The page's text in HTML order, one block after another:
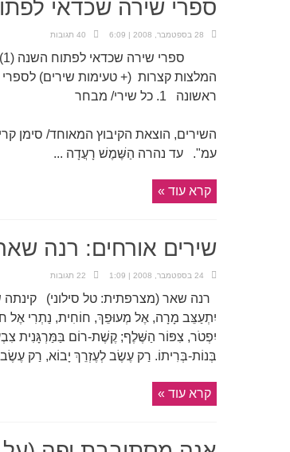
ספרי שירה שכדאי
28 בספטמבר, 2008 | 6:09 40 תגובות
המלצות קצרות (+ טעימות שירים)
ראשונה 1. כל שירי/ מבחר
@ יאיר
עמ". עד נהרה הַשֶּׁמֶשׁ רָעֲדָה ...
קרא עוד »
שירים אורחים: רנה
24 בספטמבר, 2008 | 1:09 22 תגובות
רנה שאר (מצרפתית: טל סילוני)
יִתְעַצֵּב מָרָה, אֶל מְעוּפֵךְ, חוֹחִית, נַתְרִי אֶל
יִפְטֹר, צִפּוֹר הַשֶּׁלֶף; קֶשֶׁת-רוֹם בַּמַּרְגָּנִית
בְּנוֹת-בְּרִיתוֹ. רַק עֶשֶׂב לְעֶזְרֵךְ יָבוֹא, רַק
קרא עוד »